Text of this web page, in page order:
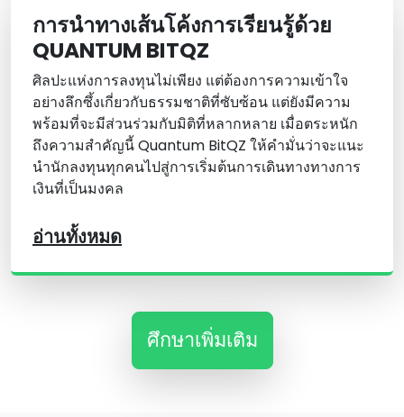
การนําทางเส้นโค้งการเรียนรู้ด้วย
QUANTUM BITQZ
ศิลปะแห่งการลงทุนไม่เพียง แต่ต้องการความเข้าใจ
อย่างลึกซึ้งเกี่ยวกับธรรมชาติที่ซับซ้อน แต่ยังมีความ
พร้อมที่จะมีส่วนร่วมกับมิติที่หลากหลาย เมื่อตระหนัก
ถึงความสําคัญนี้ Quantum BitQZ ให้คํามั่นว่าจะแนะ
นํานักลงทุนทุกคนไปสู่การเริ่มต้นการเดินทางทางการ
เงินที่เป็นมงคล
อ่านทั้งหมด
ศึกษาเพิ่มเติม